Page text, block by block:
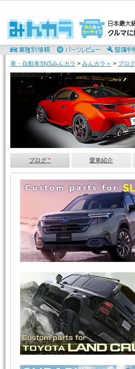
車・自動車SNSみんカラ > みんカラ＋ > ブログ
AXIS PARTSのページ
ブログ * 愛車紹介